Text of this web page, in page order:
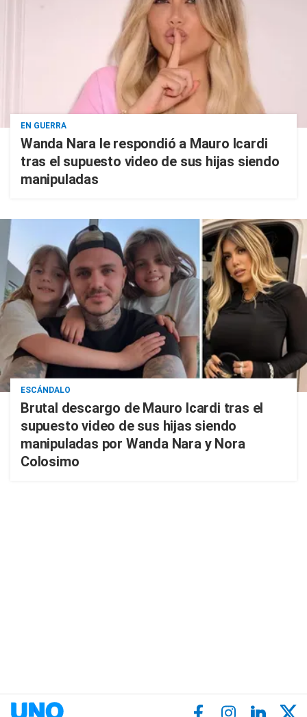
EN GUERRA
Wanda Nara le respondió a Mauro Icardi
tras el supuesto video de sus hijas siendo
manipuladas
ESCÁNDALO
Brutal descargo de Mauro Icardi tras el
supuesto video de sus hijas siendo
manipuladas por Wanda Nara y Nora
Colosimo